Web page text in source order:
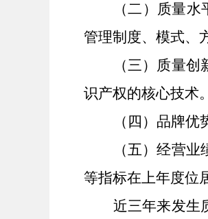
（二） 质量水
管理制度、模式、
（三） 质量创
识产权的核心技术。
（四） 品牌优
（五）经营
等指标在上年度位
近三年来发生